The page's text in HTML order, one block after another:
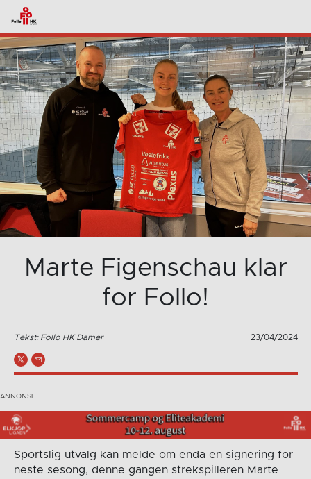
Marte Figenschau klar
for Follo!
Tekst: Follo HK Damer 23/04/2024
Sportslig utvalg kan melde om enda en signering for
neste sesong, denne gangen strekspilleren Marte